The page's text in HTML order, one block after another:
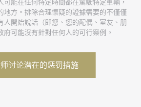
可能在任何特定時間都在駕駛特定車輛，
地方。排除合理懷疑的證據需要的不僅僅
人開始說話（即您、您的配偶、室友、朋
府可能沒有針對任何人的可行案例。
讨论潜在的惩罚措施